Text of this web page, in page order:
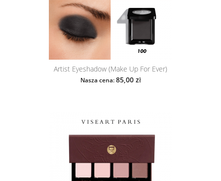
Artist Eyeshadow (Make Up For Ever)
Nasza cena: 85,00 zł